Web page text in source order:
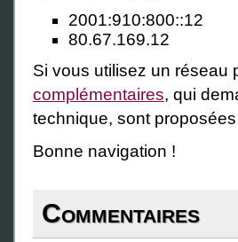
2001:910:800::12
80.67.169.12
Si vous utilisez un
complémentaires, qui
technique, sont
Bonne navigation !
Commentaires